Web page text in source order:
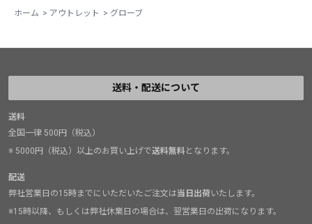
ホーム > アウトレット > グローブ
送料・配送について
送料
全国一律 500円（税込）
※ 5000円（税込）以上のお買い上げで送料無料となります。
配送
弊社営業日の15時までにいただいたご注文は当日出荷いたします。
※15時以降、もしくは弊社休業日の場合は、翌営業日の出荷になります。